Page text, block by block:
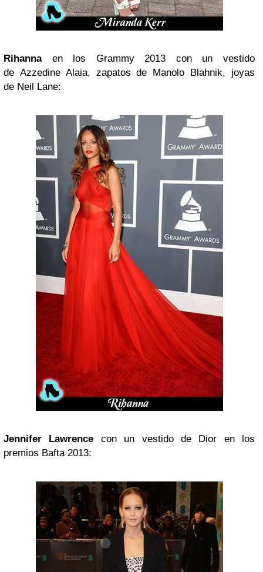
Rihannaen los Grammy 2013 con un vestido
de Azzedine Alaia, zapatos de Manolo Blahnik, joyas
de Neil Lane:
Jennifer Lawrence con un vestido de Dior en los
premios Bafta 2013: